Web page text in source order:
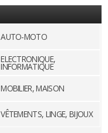
AUTO-MOTO
ELECTRONIQUE,
INFORMATIQUE
MOBILIER, MAISON
VÊTEMENTS, LINGE, BIJOUX